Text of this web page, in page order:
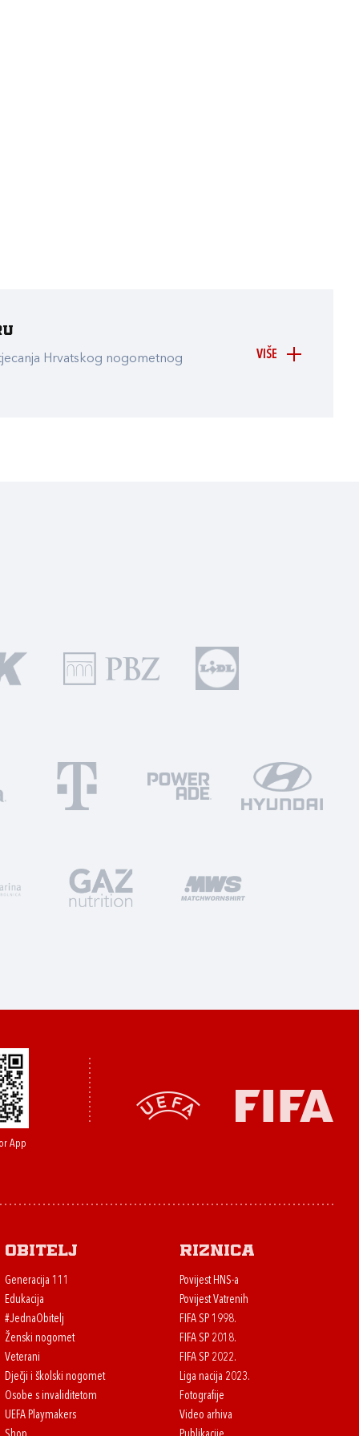
VIŠE
Hrvatskog nogometnog
App
Obitelj
Generacija 111
Edukacija
#JednaObitelj
Ženski nogomet
Veterani
Dječji i školski nogomet
Osobe s invaliditetom
UEFA Playmakers
Riznica
Povijest HNS-a
Povijest Vatrenih
FIFA SP 1998.
FIFA SP 2018.
FIFA SP 2022.
Liga nacija 2023.
Fotografije
Video arhiva